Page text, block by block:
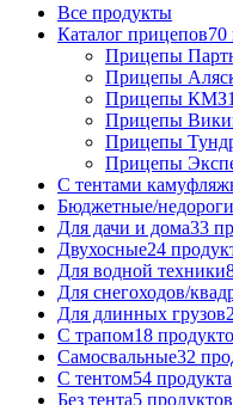
Все продукты
Каталог прицепов70
Прицепы
Прицепы
Прицепы КМЗ
Прицепы
Прицепы
Прицепы
C тентами
Бюджетные/
Для дачи и дома33
Двухосные24
Для водной техники
Для снегоходов/
Для длинных грузов
С трапом18
Самосвальные32
С тентом54 продукта
Без тента5 продуктов